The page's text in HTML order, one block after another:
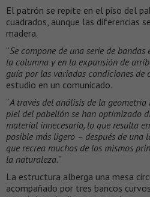
El patrón se repite en el piso del
cuadrados, aunque las diferencias
madera.
“Se compone de una serie de
la columna y en la expansión de
guía por las variadas condiciones de
estudio en un comunicado.
“A través del análisis de la
piel del pabellón se han optimizado
material innecesario, lo que resulta
posible más ligero – después de
que recrea muchos de los mismos
la naturaleza.”
La estructura alberga una mesa
acompañado por tres bancos